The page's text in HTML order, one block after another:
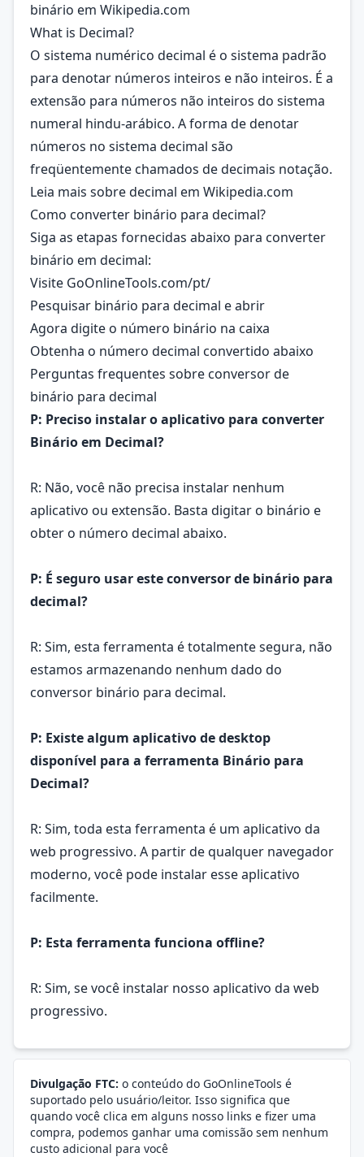
binário em Wikipedia.com
What is Decimal?
O sistema numérico decimal é o sistema padrão
para denotar números inteiros e não inteiros. É a
extensão para números não inteiros do sistema
numeral hindu-arábico. A forma de denotar
números no sistema decimal são
freqüentemente chamados de decimais notação.
Leia mais sobre decimal em Wikipedia.com
Como converter binário para decimal?
Siga as etapas fornecidas abaixo para converter
binário em decimal:
Visite GoOnlineTools.com/pt/
Pesquisar binário para decimal e abrir
Agora digite o número binário na caixa
Obtenha o número decimal convertido abaixo
Perguntas frequentes sobre conversor de
binário para decimal
P: Preciso instalar o aplicativo para converter
Binário em Decimal?
R: Não, você não precisa instalar nenhum
aplicativo ou extensão. Basta digitar o binário e
obter o número decimal abaixo.
P: É seguro usar este conversor de binário para
decimal?
R: Sim, esta ferramenta é totalmente segura, não
estamos armazenando nenhum dado do
conversor binário para decimal.
P: Existe algum aplicativo de desktop
disponível para a ferramenta Binário para
Decimal?
R: Sim, toda esta ferramenta é um aplicativo da
web progressivo. A partir de qualquer navegador
moderno, você pode instalar esse aplicativo
facilmente.
P: Esta ferramenta funciona offline?
R: Sim, se você instalar nosso aplicativo da web
progressivo.
Divulgação FTC: o conteúdo do GoOnlineTools é
suportado pelo usuário/leitor. Isso significa que
quando você clica em alguns nosso links e fizer uma
compra, podemos ganhar uma comissão sem nenhum
custo adicional para você